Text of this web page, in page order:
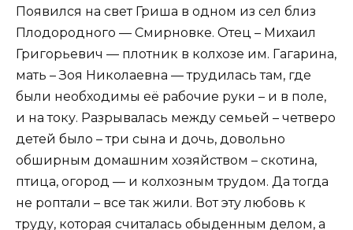
Появился на свет Гриша в одном из сел близ
Плодородного — Смирновке. Отец – Михаил
Григорьевич — плотник в колхозе им. Гагарина,
мать – Зоя Николаевна — трудилась там, где
были необходимы её рабочие руки – и в поле,
и на току. Разрывалась между семьей – четверо
детей было – три сына и дочь, довольно
обширным домашним хозяйством – скотина,
птица, огород — и колхозным трудом. Да тогда
не роптали – все так жили. Вот эту любовь к
труду, которая считалась обыденным делом, а